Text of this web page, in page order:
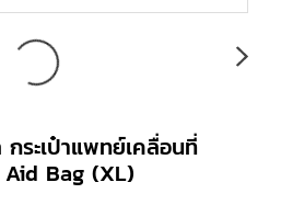
ระเป๋าแพทย์เคลื่อนที่
Bag (XL)